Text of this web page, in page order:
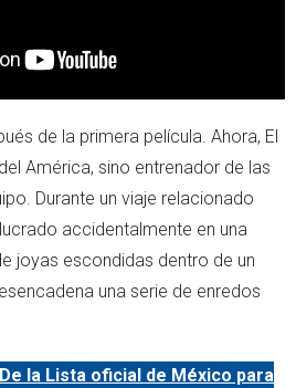
de la primera película. Ahora, El
América, sino entrenador de las
Durante un viaje relacionado
accidentalmente en una
joyas escondidas dentro de un
una serie de enredos
De la Lista oficial de México para